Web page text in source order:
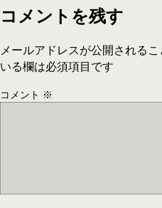
コメントを残す
メールアドレスが公開されるこ
いる欄は必須項目です
コメント ※